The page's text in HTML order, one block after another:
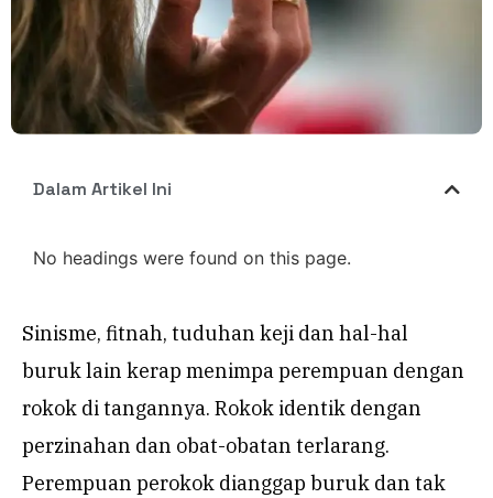
Dalam Artikel Ini
No headings were found on this page.
Sinisme, fitnah, tuduhan keji dan hal-hal
buruk lain kerap menimpa perempuan dengan
rokok di tangannya. Rokok identik dengan
perzinahan dan obat-obatan terlarang.
Perempuan perokok dianggap buruk dan tak